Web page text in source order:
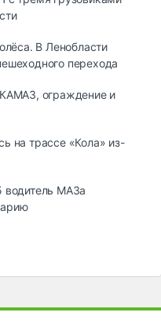
В Ленобласти
перехода
ограждение и
на трассе «Кола» из-
водитель МАЗа